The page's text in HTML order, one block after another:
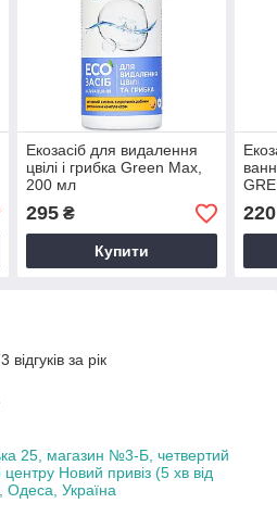
Екозасіб для видалення
цвілі і грибка Green Max,
200 мл
295₴
Купити
220
за рік
25, магазин №3-Б, четвертий
Новий привіз (5 хв від
Одеса, Україна